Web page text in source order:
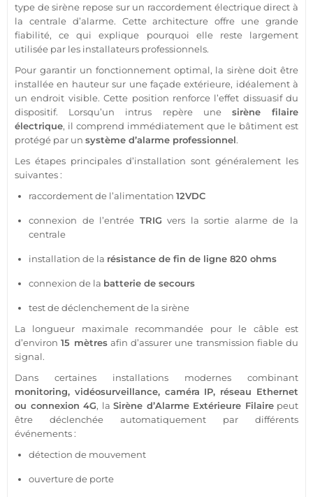
type desirène repose sur un raccordement électrique direct à
la centraled’alarme. Cette architecture offre une grande
fiabilité, ce qui explique pourquoi elle reste largement
utilisée par les installateurs professionnels.
Pour garantir un fonctionnement optimal, lasirène doit être
installée en hauteur sur une façadeextérieure, idéalement à
un endroit visible. Cette position renforce l’effet dissuasif du
dispositif. Lorsqu’un intrus repère une sirène
filaire
électrique, il comprend immédiatement que le bâtiment est
protégé par un système d’alarme professionnel.
Les étapes principales d’installation sont généralement les
suivantes :
raccordement de l’alimentation 12VDC
connexion de l’entrée TRIG vers lasortie alarmede la
centrale
installation de la résistance de fin de ligne 820 ohms
connexion de la batterie de secours
test de déclenchement de la sirène
La longueur maximale recommandée pour le câble est
d’environ15 mètresafin d’assurer une transmission fiabledu
signal.
Dans certaines installations modernes combinant
monitoring, vidéosurveillance, caméra IP, réseau Ethernet
ou connexion 4G, la Sirène d’Alarme Extérieure Filairepeut
être déclenchée automatiquement par différents
événements :
détection de mouvement
ouverture de porte